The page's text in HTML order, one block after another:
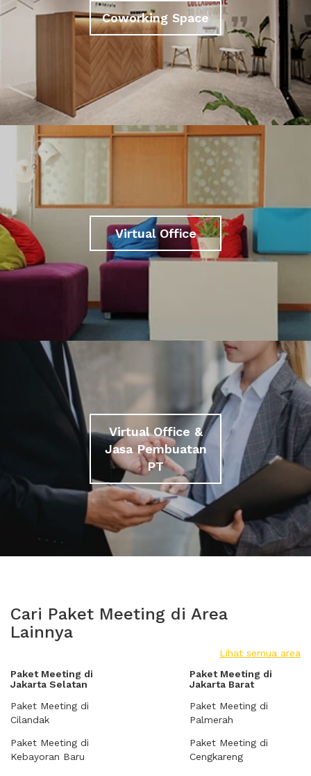
Coworking Space
Virtual Office
Virtual Office &
Jasa Pembuatan
PT
Cari Paket Meeting di Area
Lainnya
Lihat semua area
Paket Meeting di
Jakarta Selatan
Paket Meeting di
Cilandak
Paket Meeting di
Kebayoran Baru
Paket Meeting di
Jakarta Barat
Paket Meeting di
Palmerah
Paket Meeting di
Cengkareng